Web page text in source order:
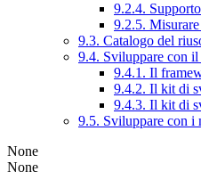
9.2.4.
9.2.5.
9.3. Catalogo del
9.4. Sviluppare con il
9.4.1. Il
9.4.2. Il kit di
9.4.3. Il kit di
9.5. Sviluppare con i
None
None